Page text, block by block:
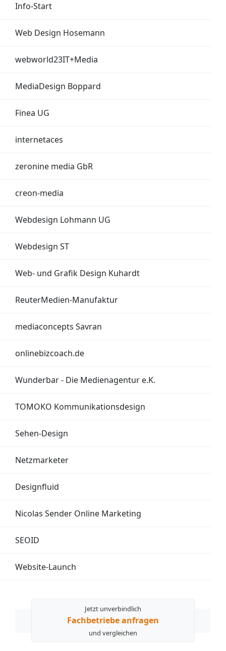
Info-Start
Web Design Hosemann
webworld23IT+Media
MediaDesign Boppard
Finea UG
internetaces
zeronine media GbR
creon-media
Webdesign Lohmann UG
Webdesign ST
Web- und Grafik Design Kuhardt
ReuterMedien-Manufaktur
mediaconcepts Savran
onlinebizcoach.de
Wunderbar - Die Medienagentur e.K.
TOMOKO Kommunikationsdesign
Sehen-Design
Netzmarketer
Designfluid
Nicolas Sender Online Marketing
SEOID
Website-Launch
Jetzt unverbindlich
Fachbetriebe anfragen
und vergleichen